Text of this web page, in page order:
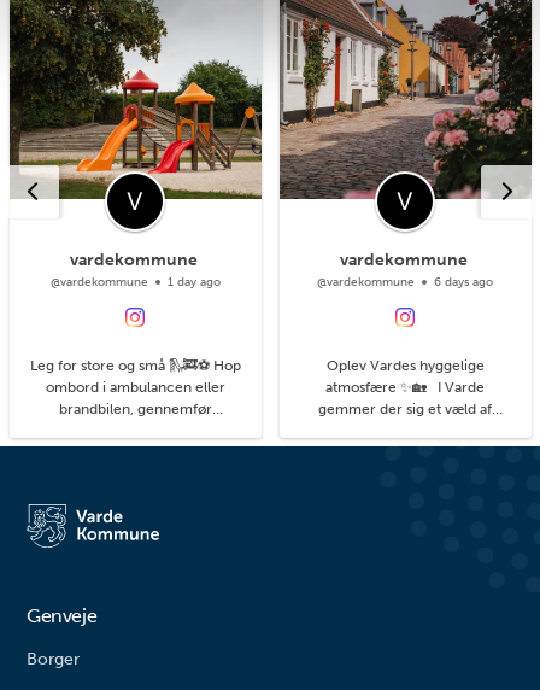
vardekommune
@vardekommune 1 day ago
Leg for store og små 🛝🚒⚽ Hop
ombord i ambulancen eller
brandbilen, gennemfør
du kan. På legepladsen i
større børn. Her finder du alt fra
vipper og klatrestativ til
vardekommune
@vardekommune 6 days ago
Oplev Vardes hyggelige
atmosfære ✨🏡 I Varde
gemmer der sig et væld af
detaljer, du kan få øje på, når du
Genveje
Borger